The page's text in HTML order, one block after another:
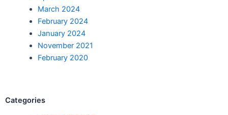
March 2024
February 2024
January 2024
November 2021
February 2020
Categories